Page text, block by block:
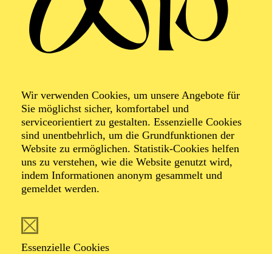
Wir verwenden Cookies, um unsere Angebote für
Sie möglichst sicher, komfortabel und
serviceorientiert zu gestalten. Essenzielle Cookies
sind unentbehrlich, um die Grundfunktionen der
Website zu ermöglichen. Statistik-Cookies helfen
uns zu verstehen, wie die Website genutzt wird,
indem Informationen anonym gesammelt und
gemeldet werden.
Essenzielle Cookies
Entertainment
Takeover! by Miki
meets Anna
Lapwood
Veranstalter: Eine Kooperation der Philharmonie Essen
mit Pro Arte Konzerte Essen